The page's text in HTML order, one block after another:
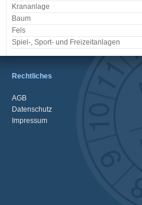
Krananlage
Baum
Fels
Spiel-, Sport- und Freizeitanlagen
Rechtliches
AGB
Datenschutz
Impressum